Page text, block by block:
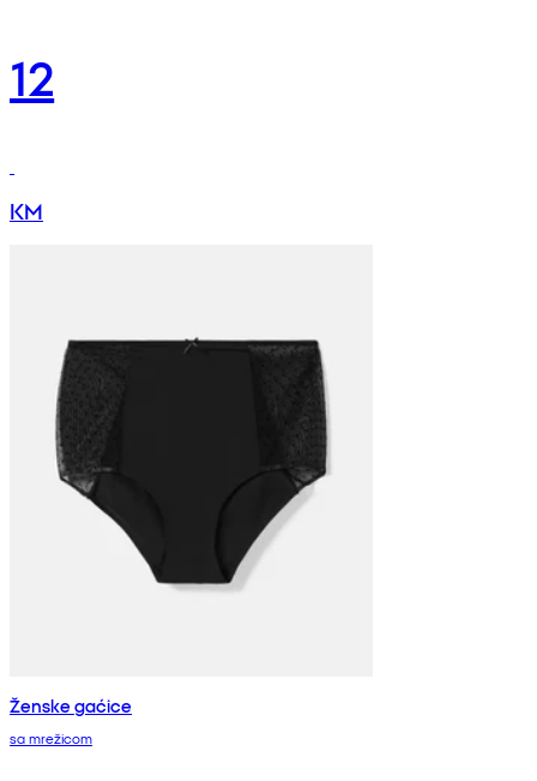
12
KM
Ženske gaćice
sa mrežicom